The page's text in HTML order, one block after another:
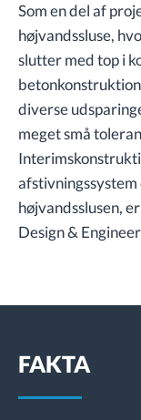
Som en del af
højvandssluse,
slutter med top i
diverse
meget små
højvandsslusen,
Design &
FAKTA